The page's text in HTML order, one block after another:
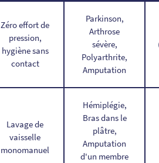
Zéro effort de
pression,
hygiène sans
contact
Parkinson,
Arthrose
sévère,
Polyarthrite,
Amputation
Lavage de
vaisselle
monomanuel
Hémiplégie,
Bras dans le
plâtre,
Amputation
d'un membre